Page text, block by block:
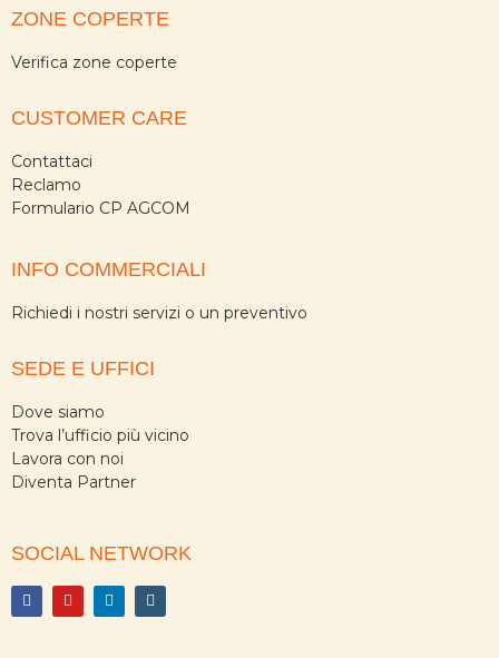
ZONE COPERTE
Verifica zone coperte
CUSTOMER CARE
Contattaci
Reclamo
Formulario CP AGCOM
INFO COMMERCIALI
Richiedi i nostri servizi o un preventivo
SEDE E UFFICI
Dove siamo
Trova l’ufficio più vicino
Lavora con noi
Diventa Partner
SOCIAL NETWORK